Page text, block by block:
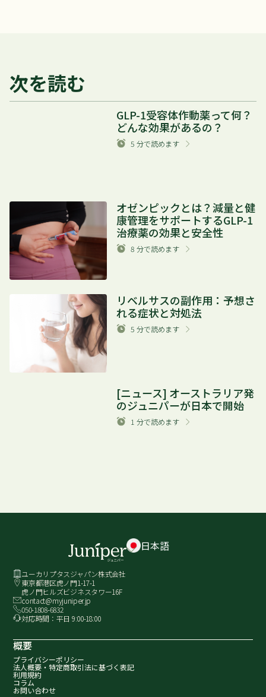
次を読む
GLP-1受容体作動薬って何？
どんな効果があるの？
5 分で読めます
オゼンピックとは？減量と健
康管理をサポートするGLP-1
治療薬の効果と安全性
8 分で読めます
リベルサスの副作用：予想さ
れる症状と対処法
5 分で読めます
[ニュース] オーストラリア発
のジュニパーが日本で開始
1 分で読めます
日本語
ユーカリプタスジャパン株式会社
東京都港区虎ノ門1-17-1
虎ノ門ヒルズビジネスタワー16F
contact@myjuniper.jp
050-1808-6832
対応時間：平日 9:00-18:00
概要
プライバシーポリシー
法人概要・特定商取引法に基づく表記
利用規約
コラム
お問い合わせ